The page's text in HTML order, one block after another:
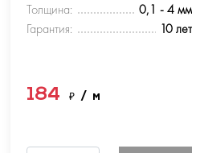
Толщина:
0,1 - 4 мм
Гарантия:
10 лет
184₽/ м